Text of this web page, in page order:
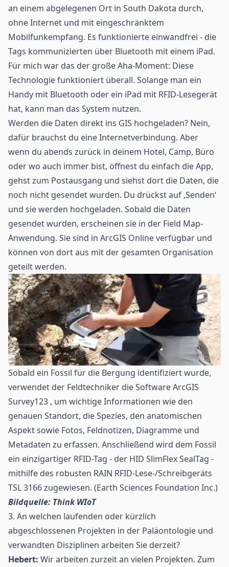
an einem abgelegenen Ort in South Dakota durch,
ohne Internet und mit eingeschränktem
Mobilfunkempfang. Es funktionierte einwandfrei - die
Tags kommunizierten über Bluetooth mit einem iPad.
Für mich war das der große Aha-Moment: Diese
Technologie funktioniert überall. Solange man ein
Handy mit Bluetooth oder ein iPad mit RFID-Lesegerät
hat, kann man das System nutzen.
Werden die Daten direkt ins GIS hochgeladen? Nein,
dafür brauchst du eine Internetverbindung. Aber
wenn du abends zurück in deinem Hotel, Camp, Büro
oder wo auch immer bist, öffnest du einfach die App,
gehst zum Postausgang und siehst dort die Daten, die
noch nicht gesendet wurden. Du drückst auf ‚Senden‘
und sie werden hochgeladen. Sobald die Daten
gesendet wurden, erscheinen sie in der Field Map-
Anwendung. Sie sind in ArcGIS Online verfügbar und
können von dort aus mit der gesamten Organisation
geteilt werden.
Sobald ein Fossil für die Bergung identifiziert wurde,
verwendet der Feldtechniker die Software ArcGIS
Survey123 , um wichtige Informationen wie den
genauen Standort, die Spezies, den anatomischen
Aspekt sowie Fotos, Feldnotizen, Diagramme und
Metadaten zu erfassen. Anschließend wird dem Fossil
ein einzigartiger RFID-Tag - der HID SlimFlex SealTag -
mithilfe des robusten RAIN RFID-Lese-/Schreibgeräts
TSL 3166 zugewiesen. (Earth Sciences Foundation Inc.)
Bildquelle: Think WIoT
3. An welchen laufenden oder kürzlich
abgeschlossenen Projekten in der Paläontologie und
verwandten Disziplinen arbeiten Sie derzeit?
Hebert: Wir arbeiten zurzeit an vielen Projekten. Zum